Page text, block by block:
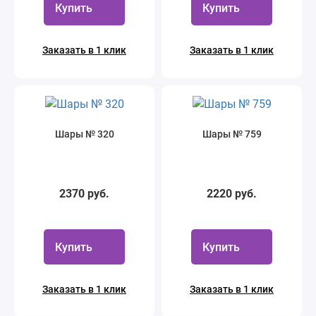
Купить
Заказать в 1 клик
Купить
Заказать в 1 клик
Шары № 320
2370 руб.
Купить
Заказать в 1 клик
Шары № 759
2220 руб.
Купить
Заказать в 1 клик